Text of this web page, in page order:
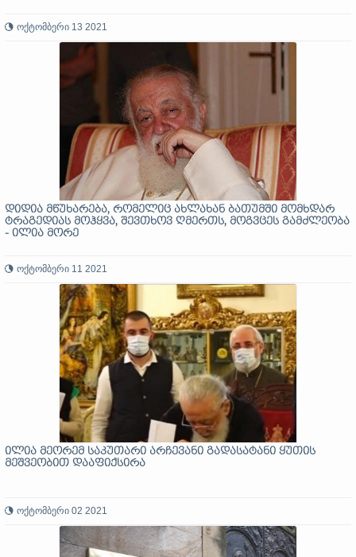
ოქტომბერი 13 2021
დიდია მწუხარება, რომელიც ახლახან ბათუმში მომხდარ
ტრაგედიას მოჰყვა, შევთხოვ ღმერთს, მოგვცეს გამძლეობა
- ილია მორე
ოქტომბერი 11 2021
ილია მეორემ საკუთარი არჩევანი გადასატანი ყუთის
მეშვეობით დააფიქსირა
ოქტომბერი 02 2021